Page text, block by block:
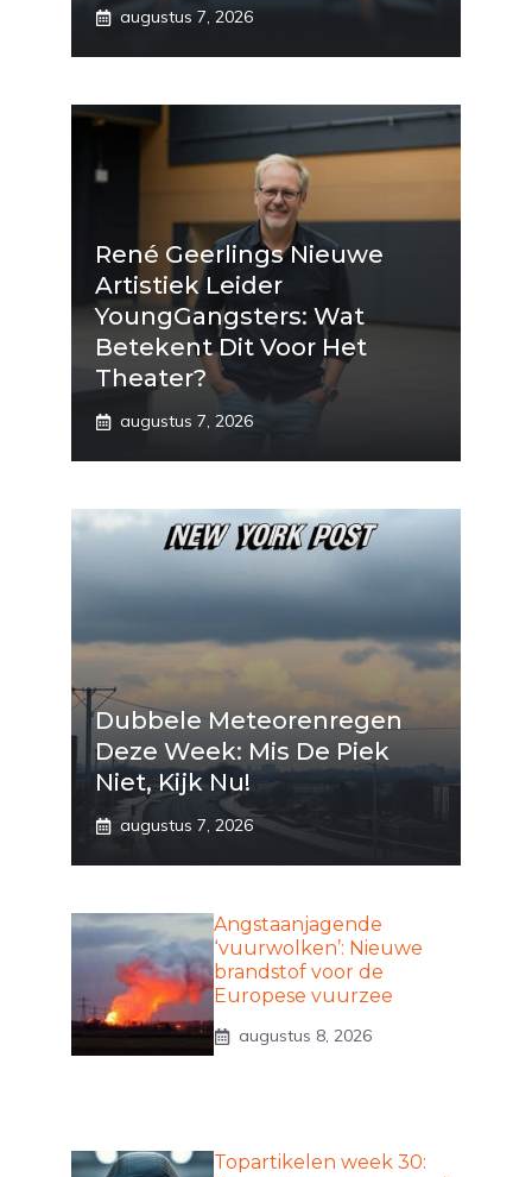
augustus 7, 2026
René Geerlings Nieuwe
Artistiek Leider
YoungGangsters: Wat
Betekent Dit Voor Het
Theater?
augustus 7, 2026
Dubbele Meteorenregen
Deze Week: Mis De Piek
Niet, Kijk Nu!
augustus 7, 2026
Angstaanjagende
‘vuurwolken’: Nieuwe
brandstof voor de
Europese vuurzee
augustus 8, 2026
Topartikelen week 30: